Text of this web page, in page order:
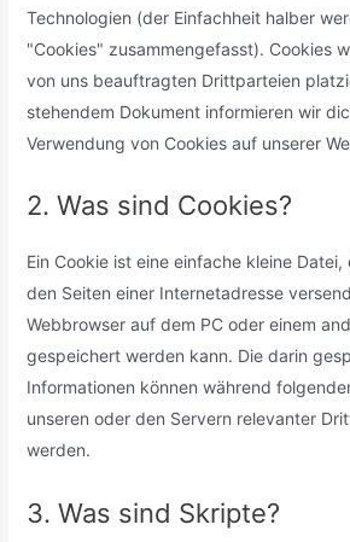
Technologien (der Einfachheit halber
"Cookies" zusammengefasst). Cookies
von uns beauftragten Drittparteien
stehendem Dokument informieren wir
Verwendung von Cookies auf unserer
2. Was sind Cookies?
Ein Cookie ist eine einfache kleine
den Seiten einer Internetadresse
Webbrowser auf dem PC oder einem
gespeichert werden kann. Die darin
Informationen können während
unseren oder den Servern relevanter
werden.
3. Was sind Skripte?